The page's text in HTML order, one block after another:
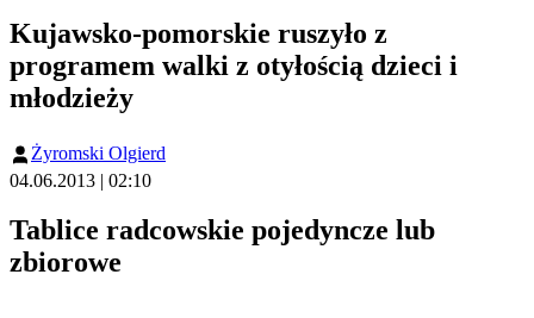
Kujawsko-pomorskie ruszyło z
programem walki z otyłością dzieci i
młodzieży
Żyromski Olgierd
04.06.2013 | 02:10
Tablice radcowskie pojedyncze lub
zbiorowe